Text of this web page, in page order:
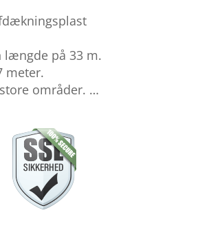
længde på 33 m.
meter.
områder. …